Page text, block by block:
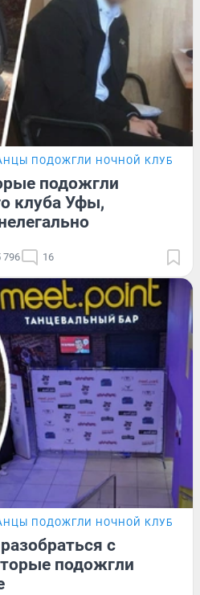
ПОДОЖГЛИ НОЧНОЙ КЛУБ
подожгли
клуба Уфы,
796 16
ПОДОЖГЛИ НОЧНОЙ КЛУБ
с
подожгли